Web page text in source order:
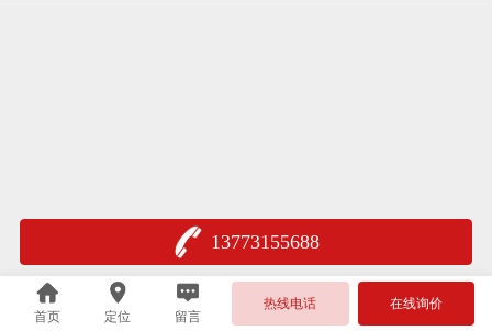
13773155688
首页 定位 留言
热线电话 在线询价